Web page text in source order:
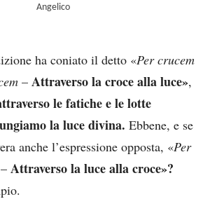
Angelico
ha coniato il detto «Per crucem
– Attraverso la croce alla luce»,
le fatiche e le lotte
la luce divina. Ebbene, e se
anche l’espressione opposta, «Per
– Attraverso la luce alla croce»?